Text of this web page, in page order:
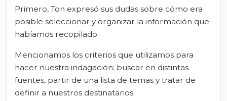
Primero, Ton expresó sus dudas sobre cómo era
posible seleccionar y organizar la información que
habíamos recopilado.
Mencionamos los criterios que utilizamos para
hacer nuestra indagación: buscar en distintas
fuentes, partir de una lista de temas y tratar de
definir a nuestros destinatarios.